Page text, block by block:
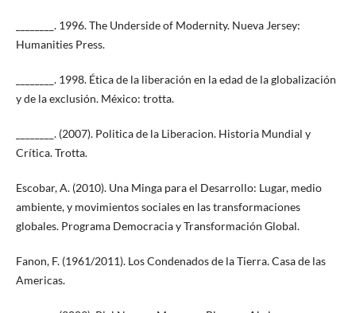
________. 1996. The Underside of Modernity. Nueva Jersey:
Humanities Press.
________. 1998. Ética de la liberación en la edad de la globalización
y de la exclusión. México: trotta.
________. (2007). Politica de la Liberacion. Historia Mundial y
Crítica. Trotta.
Escobar, A. (2010). Una Minga para el Desarrollo: Lugar, medio
ambiente, y movimientos sociales en las transformaciones
globales. Programa Democracia y Transformación Global.
Fanon, F. (1961/2011). Los Condenados de la Tierra. Casa de las
Americas.